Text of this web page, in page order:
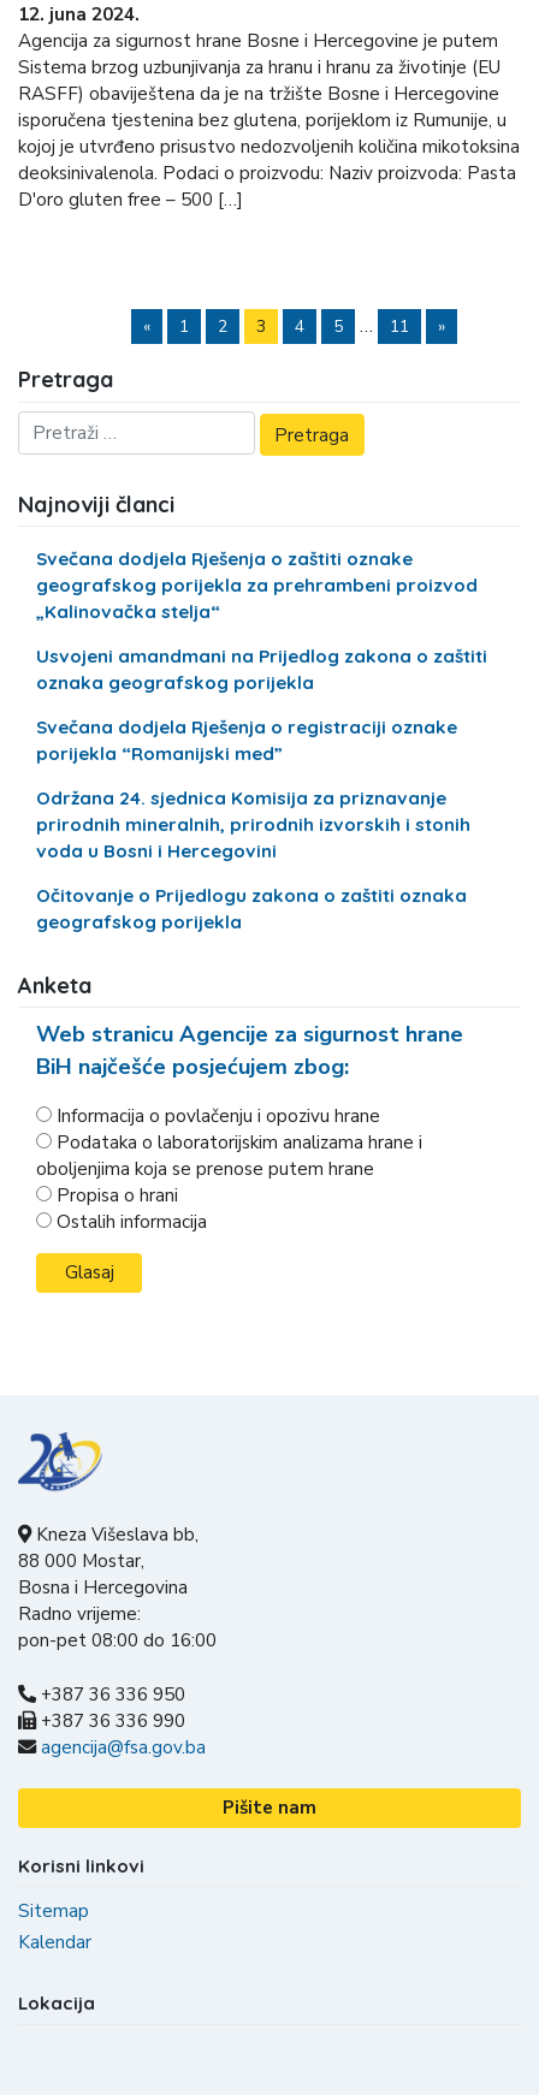
12. juna 2024.
Agencija za sigurnost hrane Bosne i Hercegovine je putem
Sistema brzog uzbunjivanja za hranu i hranu za životinje (EU
RASFF) obaviještena da je na tržište Bosne i Hercegovine
isporučena tjestenina bez glutena, porijeklom iz Rumunije, u
kojoj je utvrđeno prisustvo nedozvoljenih količina mikotoksina
deoksinivalenola. Podaci o proizvodu: Naziv proizvoda: Pasta
D'oro gluten free – 500 […]
« 1 2 3 4 5 … 11 »
Pretraga
Najnoviji članci
Svečana dodjela Rješenja o zaštiti oznake
geografskog porijekla za prehrambeni proizvod
„Kalinovačka stelja“
Usvojeni amandmani na Prijedlog zakona o zaštiti
oznaka geografskog porijekla
Svečana dodjela Rješenja o registraciji oznake
porijekla “Romanijski med”
Održana 24. sjednica Komisija za priznavanje
prirodnih mineralnih, prirodnih izvorskih i stonih
voda u Bosni i Hercegovini
Očitovanje o Prijedlogu zakona o zaštiti oznaka
geografskog porijekla
Anketa
Web stranicu Agencije za sigurnost hrane
BiH najčešće posjećujem zbog:
Informacija o povlačenju i opozivu hrane
Podataka o laboratorijskim analizama hrane i
oboljenjima koja se prenose putem hrane
Propisa o hrani
Ostalih informacija
Kneza Višeslava bb,
88 000 Mostar,
Bosna i Hercegovina
Radno vrijeme:
pon-pet 08:00 do 16:00
+387 36 336 950
+387 36 336 990
agencija@fsa.gov.ba
Pišite nam
Korisni linkovi
Sitemap
Kalendar
Lokacija